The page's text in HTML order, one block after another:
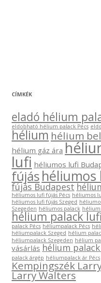
CÍMKÉK
eladó hélium
eldobható hélium palack Pécs
hélium hélium
hélium gáz ára
lufi héliumos lufi
fújás
fújás Budapest
héliumos lufi fújás Pécs héliumos
héliumos lufi fújás Szeged
Szegeden héliumos palack
hélium palack
palack Pécs héliumpalack Pécs
héliumpalack Szeged hélium
héliumpalack Szegeden hélium
vásárlás hélium
palack árgép héliumpalack ár Pécs
Kempingszék
Larry Walters